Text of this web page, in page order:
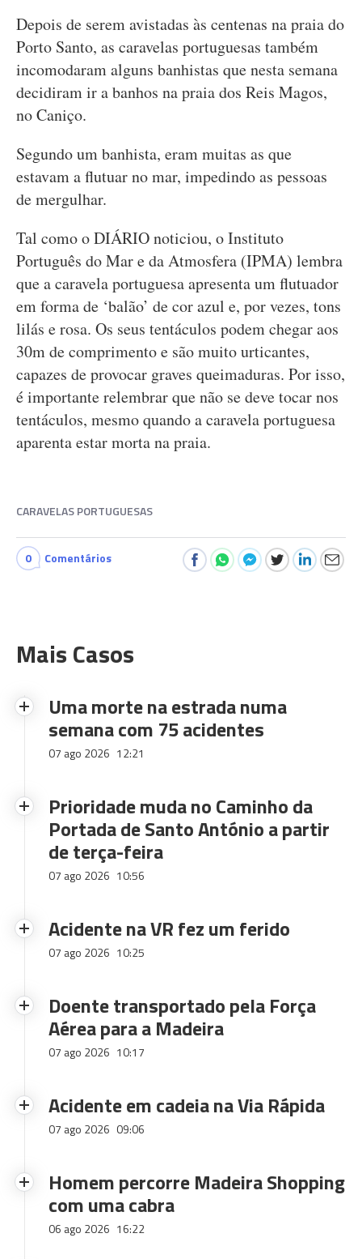
Depois de serem avistadas às centenas na praia do
Porto Santo, as caravelas portuguesas também
incomodaram alguns banhistas que nesta semana
decidiram ir a banhos na praia dos Reis Magos,
no Caniço.
Segundo um banhista, eram muitas as que
estavam a flutuar no mar, impedindo as pessoas
de mergulhar.
Tal como o DIÁRIO noticiou, o Instituto
Português do Mar e da Atmosfera (IPMA) lembra
que a caravela portuguesa apresenta um flutuador
em forma de ‘balão’ de cor azul e, por vezes, tons
lilás e rosa. Os seus tentáculos podem chegar aos
30m de comprimento e são muito urticantes,
capazes de provocar graves queimaduras. Por isso,
é importante relembrar que não se deve tocar nos
tentáculos, mesmo quando a caravela portuguesa
aparenta estar morta na praia.
CARAVELAS PORTUGUESAS
0 Comentários
Mais Casos
Uma morte na estrada numa
semana com 75 acidentes
07 ago 2026 12:21
Prioridade muda no Caminho da
Portada de Santo António a partir
de terça-feira
07 ago 2026 10:56
Acidente na VR fez um ferido
07 ago 2026 10:25
Doente transportado pela Força
Aérea para a Madeira
07 ago 2026 10:17
Acidente em cadeia na Via Rápida
07 ago 2026 09:06
Homem percorre Madeira Shopping
com uma cabra
06 ago 2026 16:22